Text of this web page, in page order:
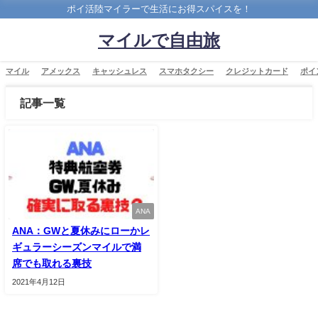
ポイ活陸マイラーで生活にお得スパイスを！
マイルで自由旅
マイル アメックス キャッシュレス スマホタクシー クレジットカード ポイ
記事一覧
ANA
ANA：GWと夏休みにローかレ
ギュラーシーズンマイルで満
席でも取れる裏技
2021年4月12日